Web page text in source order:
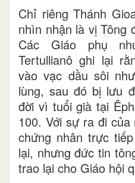
Chỉ riêng Thánh
nhìn nhận là vị Tông
Các Giáo phụ
Tertullianô ghi lại
vào vạc dầu sôi
lùng, sau đó bị lưu
đời vì tuổi già tại
100. Với sự ra đi
chứng nhân trực
lại, nhưng đức tin
trao lại cho Giáo hội